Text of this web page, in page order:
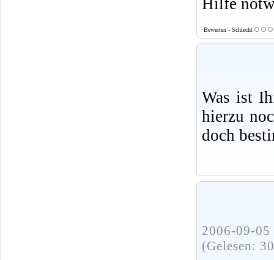
Hilfe
Bewerten - Schlecht
Was ist
hierzu
doch
2006-09-
(Gelesen: